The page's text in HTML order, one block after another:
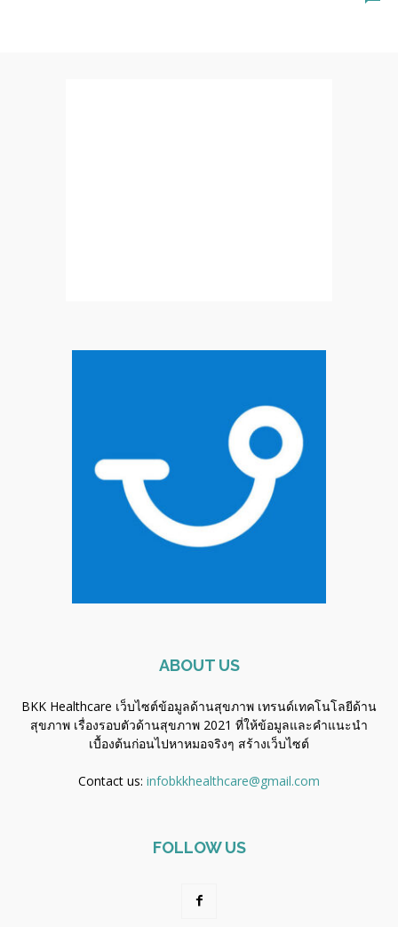
ABOUT US
BKK Healthcare เว็บไซต์ข้อมูลด้านสุขภาพ เทรนด์เทคโนโลยีด้าน
สุขภาพ เรื่องรอบตัวด้านสุขภาพ 2021 ที่ให้ข้อมูลและคำแนะนำ
เบื้องต้นก่อนไปหาหมอจริงๆ สร้างเว็บไซต์
Contact us: infobkkhealthcare@gmail.com
FOLLOW US